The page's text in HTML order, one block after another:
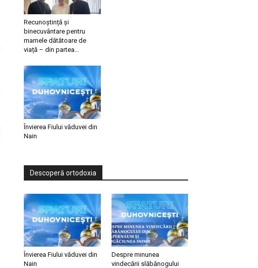
Recunoștință și
binecuvântare pentru
mamele dătătoare de
viață – din partea...
Învierea Fiului văduvei din
Nain
Descoperă ortodoxia
Învierea Fiului văduvei din
Nain
Despre minunea
vindecării slăbănogului